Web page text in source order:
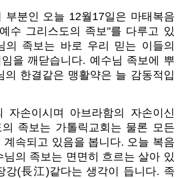
부분인 오늘 12월17일은 마태복음
수 그리스도의 족보"를 다루고 있
의 족보는 바로 우리 믿는 이들의
을 깨닫습니다. 예수님 족보에 뿌
의 한결같은 맹활약은 늘 감동적입
자손이시며 아브라함의 자손이신
족보는 가톨릭교회는 물론 모든
계속되고 있음을 봅니다. 오늘 복음
님의 족보는 면면히 흐르는 살아 있
강(長江)같다는 생각이 듭니다. 족